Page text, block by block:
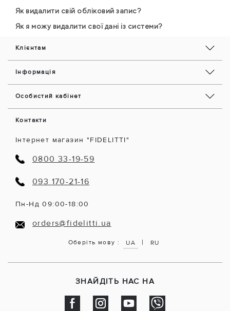
Як видалити свій обліковий запис?
Як я можу видалити свої дані із системи?
Клієнтам
Інформація
Особистий кабінет
Контакти
Інтернет магазин "FIDELITTI"
0800 33-19-59
093 170-21-16
Пн-Нд 09:00-18:00
orders@fidelitti.ua
Оберіть мову : UA | RU
ЗНАЙДІТЬ НАС НА